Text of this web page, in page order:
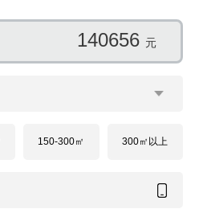
121065 元
150-300㎡ 300㎡以上